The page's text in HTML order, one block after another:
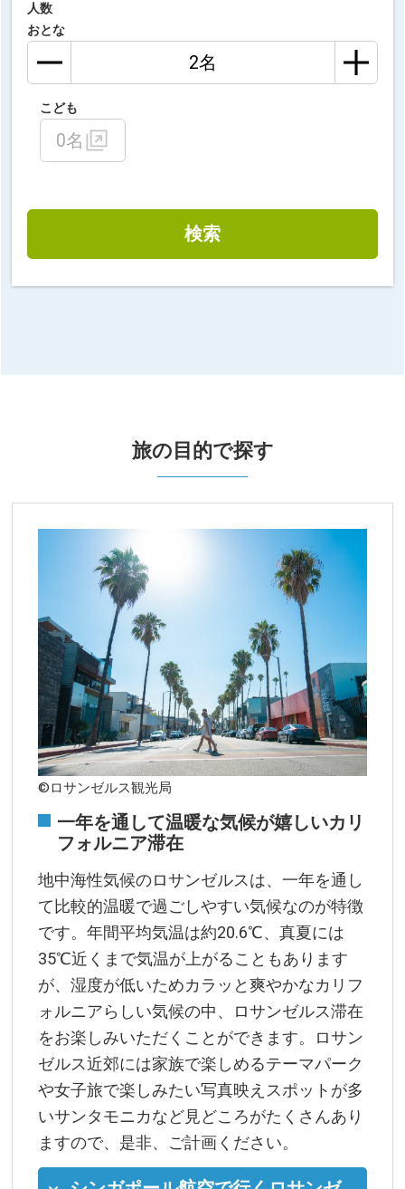
人数
おとな
こども
0名
検索
旅の目的で探す
©ロサンゼルス観光局
一年を通して温暖な気候が嬉しいカリ
フォルニア滞在
地中海性気候のロサンゼルスは、一年を通し
て比較的温暖で過ごしやすい気候なのが特徴
です。年間平均気温は約20.6℃、真夏には
35℃近くまで気温が上がることもあります
が、湿度が低いためカラッと爽やかなカリフ
ォルニアらしい気候の中、ロサンゼルス滞在
をお楽しみいただくことができます。ロサン
ゼルス近郊には家族で楽しめるテーマパーク
や女子旅で楽しみたい写真映えスポットが多
いサンタモニカなど見どころがたくさんあり
ますので、是非、ご計画ください。